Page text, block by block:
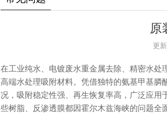
原
更
在工业纯水、电镀废水重金属去除、精密水
高端水处理吸附材料。凭借独特的氨基甲基膦
况，吸附稳定性强、再生恢复率高，广泛应
些树脂、反渗透膜都因霍尔木兹海峡的问题全